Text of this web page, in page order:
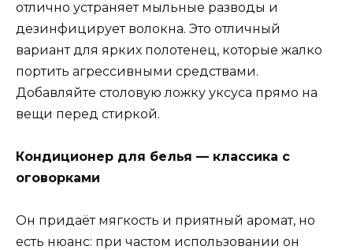
отлично устраняет мыльные разводы и
дезинфицирует волокна. Это отличный
вариант для ярких полотенец, которые жалко
портить агрессивными средствами.
Добавляйте столовую ложку уксуса прямо на
вещи перед стиркой.
Кондиционер для белья — классика с
оговорками
Он придаёт мягкость и приятный аромат, но
есть нюанс: при частом использовании он